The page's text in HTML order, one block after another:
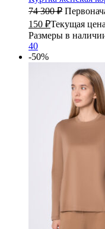
74 300₽
150 ₽Текущая
Размеры в
40
-50%